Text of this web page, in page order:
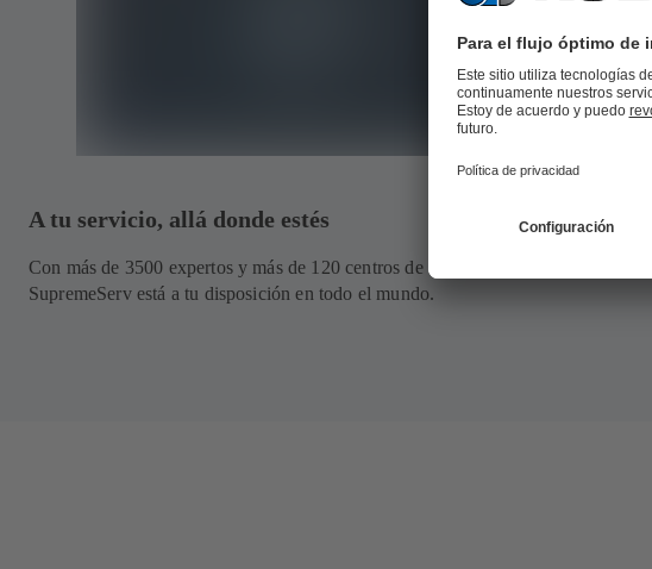
A tu servicio, allá donde estés
Con más de 3500 expertos y más de 120 centros de servicio, KSB
SupremeServ está a tu disposición en todo el mundo.